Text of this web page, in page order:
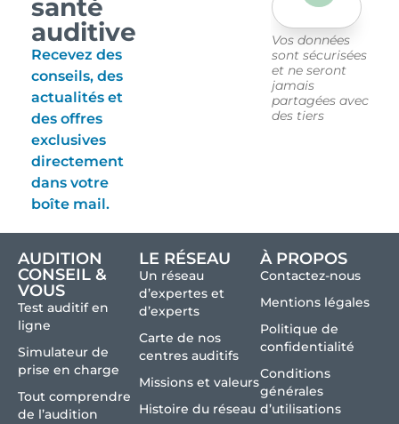
santé
auditive
Recevez des
conseils, des
actualités et
des offres
exclusives
directement
dans votre
boîte mail.
Vos données
sont sécurisées
et ne seront
jamais
partagées avec
des tiers
AUDITION
CONSEIL &
VOUS
Test auditif en
ligne
Simulateur de
prise en charge
Tout comprendre
de l’audition
LE RÉSEAU
Un réseau
d’expertes et
d’experts
Carte de nos
centres auditifs
Missions et valeurs
Histoire du réseau
À PROPOS
Contactez-nous
Mentions légales
Politique de
confidentialité
Conditions
générales
d’utilisations